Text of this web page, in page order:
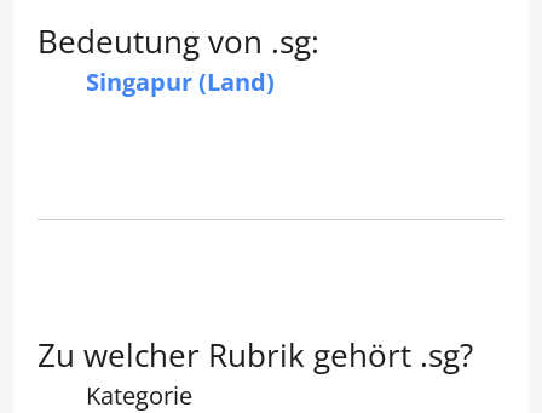
Bedeutung von .sg:
Singapur (Land)
Zu welcher Rubrik gehört .sg?
Kategorie